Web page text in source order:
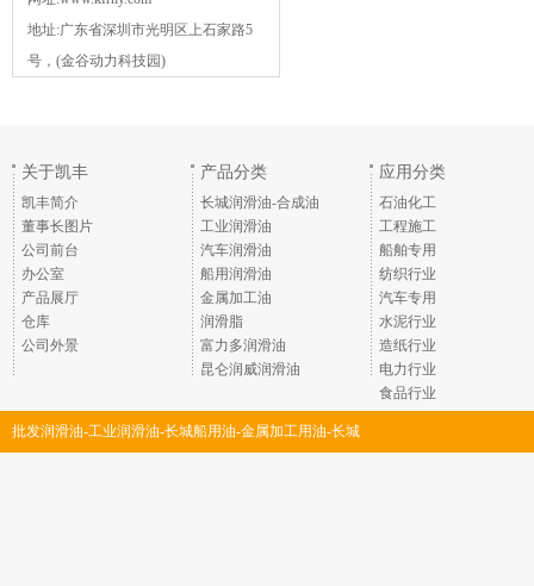
地址:广东省深圳市光明区上石家路5
号，(金谷动力科技园)
关于凯丰
凯丰简介
董事长图片
公司前台
办公室
产品展厅
仓库
公司外景
产品分类
长城润滑油-合成油
工业润滑油
汽车润滑油
船用润滑油
金属加工油
润滑脂
富力多润滑油
昆仑润威润滑油
应用分类
石油化工
工程施工
船舶专用
纺织行业
汽车专用
水泥行业
造纸行业
电力行业
食品行业
批发润滑油-工业润滑油-长城船用油-金属加工用油-长城